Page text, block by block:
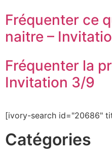
Fréquenter ce
naitre –
Fréquenter la
Invitation 3/9
[ivory-search id="20686"
Catégories